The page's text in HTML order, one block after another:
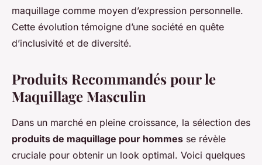
maquillage comme moyen d’expression personnelle.
Cette évolution témoigne d’une société en quête
d’inclusivité et de diversité.
Produits Recommandés pour le
Maquillage Masculin
Dans un marché en pleine croissance, la sélection des
produits de maquillage pour hommes se révèle
cruciale pour obtenir un look optimal. Voici quelques